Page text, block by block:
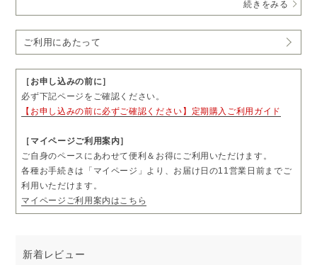
・送料無料
定期購入
・お届け日の11営業日前まで、「マイページ」よりお届け日やお届
け先をご変更いただけます。
・お届け頻度やコースのご変更および解約については、毎月コース
は3回分、隔月コースは2回分のお届け完了後、「マイページ」より
お手続きいただけます。
続きをみる
ご利用にあたって
［お申し込みの前に］
必ず下記ページをご確認ください。
【お申し込みの前に必ずご確認ください】定期購入ご利用ガイド
［マイページご利用案内］
ご自身のペースにあわせて便利＆お得にご利用いただけます。
各種お手続きは「マイページ」より、お届け日の11営業日前までご
利用いただけます。
マイページご利用案内はこちら
新着レビュー